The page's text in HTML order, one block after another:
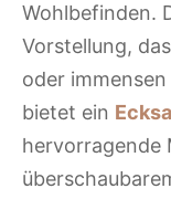
Wohlbefinden.
Vorstellung,
oder
bietet ein
hervorragende